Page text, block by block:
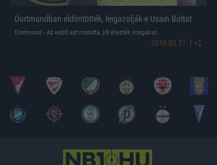
Dortmundban eldöntötték, leigazolják-e Usain Boltot
Dortmund - Az edző azt mondta, jól érezték magukat.
2018.03.27. |